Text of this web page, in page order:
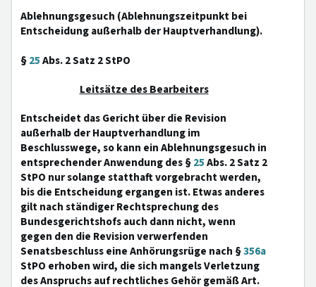
Ablehnungsgesuch (Ablehnungszeitpunkt bei
Entscheidung außerhalb der Hauptverhandlung).
§25Abs. 2 Satz 2 StPO
Leitsätze des Bearbeiters
Entscheidet das Gericht über die Revision
außerhalb der Hauptverhandlung im
Beschlusswege, so kann ein Ablehnungsgesuch in
entsprechender Anwendung des §25Abs. 2 Satz 2
StPO nur solange statthaft vorgebracht werden,
bis die Entscheidung ergangen ist. Etwas anderes
gilt nach ständiger Rechtsprechung des
Bundesgerichtshofs auch dann nicht, wenn
gegen den die Revision verwerfenden
Senatsbeschluss eine Anhörungsrüge nach §356a
StPO erhoben wird, die sich mangels Verletzung
des Anspruchs auf rechtliches Gehör gemäß Art.